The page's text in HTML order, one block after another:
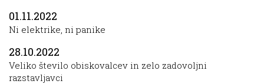
01.11.2022
Ni elektrike, ni panike
28.10.2022
Veliko število obiskovalcev in zelo zadovoljni
razstavljavci